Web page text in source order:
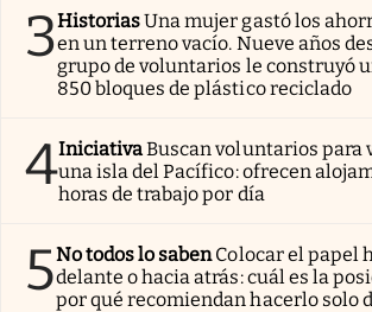
3HistoriasUna mujer gastó los
en un terreno vacío. Nueve años
grupo de voluntarios le construyó
850 bloques de plástico reciclado
4IniciativaBuscan voluntarios para
una isla del Pacífico: ofrecen
horas de trabajo por día
5No todos lo sabenColocar el papel
delante o hacia atrás: cuál es la
por qué recomiendan hacerlo solo